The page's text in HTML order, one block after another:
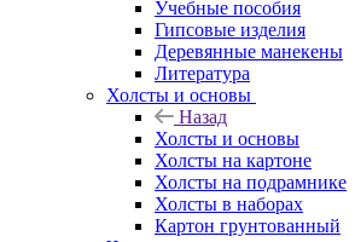
Учебные пособия
Гипсовые изделия
Деревянные манекены
Литература
Холсты и основы
Назад
Холсты и основы
Холсты на картоне
Холсты на подрамнике
Холсты в наборах
Картон грунтованный